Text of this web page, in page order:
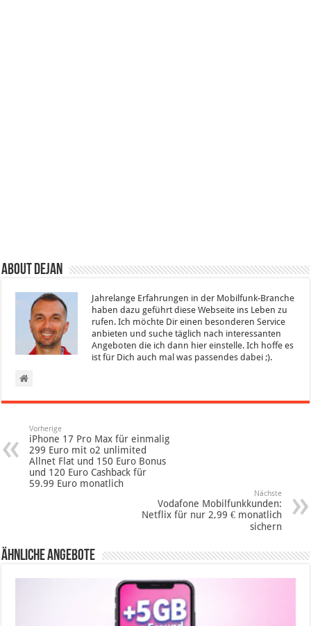
About Dejan
Jahrelange Erfahrungen in der Mobilfunk-Branche
haben dazu geführt diese Webseite ins Leben zu
rufen. Ich möchte Dir einen besonderen Service
anbieten und suche täglich nach interessanten
Angeboten die ich dann hier einstelle. Ich hoffe es
ist für Dich auch mal was passendes dabei ;).
Vorherige
iPhone 17 Pro Max für einmalig
299 Euro mit o2 unlimited
Allnet Flat und 150 Euro Bonus
und 120 Euro Cashback für
59.99 Euro monatlich
Nächste
Vodafone Mobilfunkkunden:
Netflix für nur 2,99 € monatlich
sichern
Ähnliche Angebote